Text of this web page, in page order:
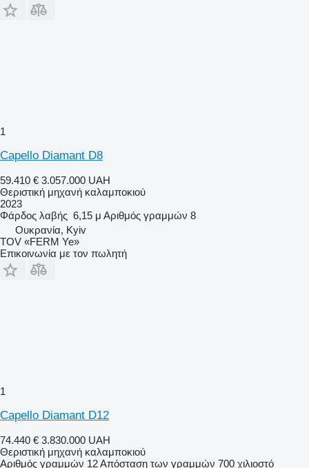
1
Capello Diamant D8
59.410 € 3.057.000 UAH
Θεριστική μηχανή καλαμποκιού
2023
Φάρδος λαβής 6,15 μ Αριθμός γραμμών 8
Ουκρανία, Kyiv
TOV «FERM Ye»
Επικοινωνία με τον πωλητή
1
Capello Diamant D12
74.440 € 3.830.000 UAH
Θεριστική μηχανή καλαμποκιού
Αριθμός γραμμών 12Απόσταση των γραμμών 700 χιλιοστό